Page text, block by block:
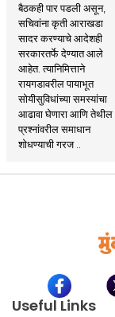
बैठकही पार पडली असून,
सचिवांना कृती आराखडा
सादर करण्याचे आदेशही
सरकारतर्फे देण्यात आले
आहेत. त्यानिमित्ताने
रायगडावरील पायाभूत
सोयीसुविधांच्या समस्यांचा
आढावा घेणारा आणि तेथील
प्रश्नांवरील समाधान
शोधण्याची गरज ..
Useful Links